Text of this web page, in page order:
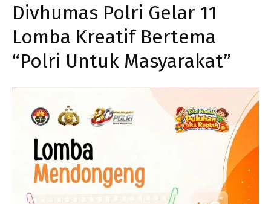
Divhumas Polri Gelar 11
Lomba Kreatif Bertema
“Polri Untuk Masyarakat”